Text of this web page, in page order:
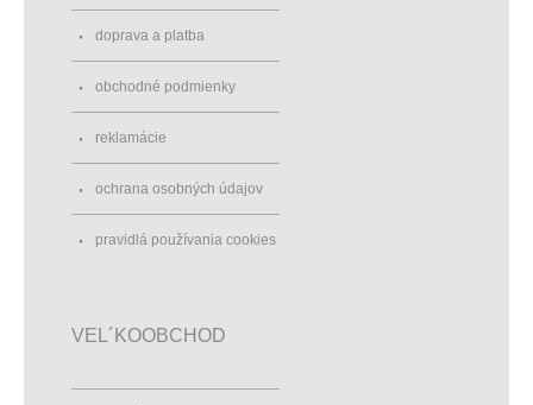
doprava a platba
obchodné podmienky
reklamácie
ochrana osobných údajov
pravidlá používania cookies
VEL´KOOBCHOD